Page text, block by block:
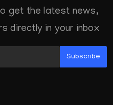
get the latest news,
directly in your inbox
Subscribe